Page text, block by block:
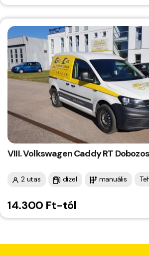
VIII. Volkswagen Caddy RT Dobozos
2 utas dízel manuális
14.300 Ft-tól